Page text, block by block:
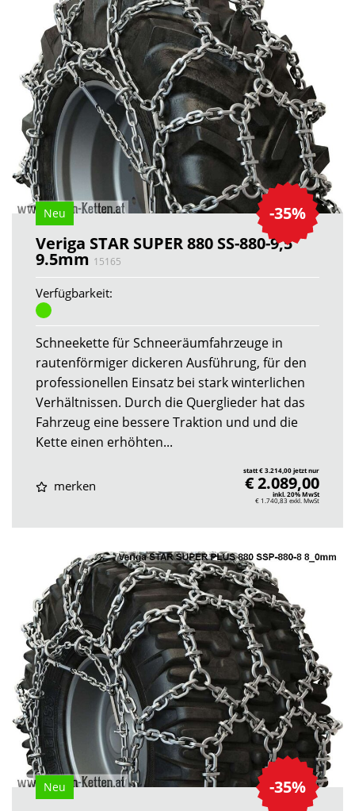
-35%
Neu
Veriga STAR SUPER 880 SS-880-9,5
9.5mm 15165
Verfügbarkeit:
Schneekette für Schneeräumfahrzeuge in
rautenförmiger dickeren Ausführung, für den
professionellen Einsatz bei stark winterlichen
Verhältnissen. Durch die Querglieder hat das
Fahrzeug eine bessere Traktion und und die
Kette einen erhöhten...
merken
statt € 3.214,00 jetzt nur
€ 2.089,00
inkl. 20% MwSt
€ 1.740,83 exkl. MwSt
-35%
Neu